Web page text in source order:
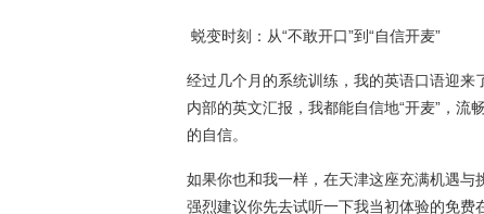
蜕变时刻：从“不敢开口”到“自信开麦”
经过几个月的系统训练，我的英语口语迎来
内部的英文汇报，我都能自信地“开麦”，
的自信。
如果你也和我一样，在天津这座充满机遇
强烈建议你先去试听一下我当初体验的免费